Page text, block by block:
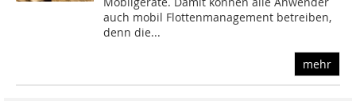
auch mobil Flottenmanagement betreiben,
denn die...
mehr